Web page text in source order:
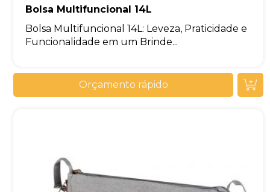
Bolsa Multifuncional 14L
Bolsa Multifuncional 14L: Leveza, Praticidade e
Funcionalidade em um Brinde...
Orçamento rápido